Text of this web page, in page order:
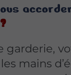
garderie,
mains